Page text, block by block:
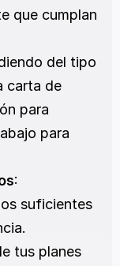
que cumplan
del tipo
carta de
para
para
:
suficientes
tus planes